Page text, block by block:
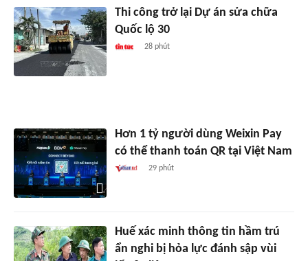
Thi công trở lại Dự án sửa chữa
Quốc lộ 30
28 phút
Hơn 1 tỷ người dùng Weixin Pay
có thể thanh toán QR tại Việt Nam
29 phút
Huế xác minh thông tin hầm trú
ẩn nghi bị hỏa lực đánh sập vùi